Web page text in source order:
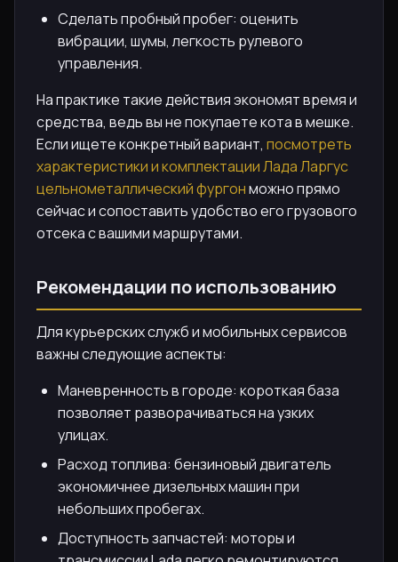
Сделать пробный пробег: оценить
вибрации, шумы, легкость рулевого
управления.
На практике такие действия экономят время и
средства, ведь вы не покупаете кота в мешке.
Если ищете конкретный вариант, посмотреть
характеристики и комплектации Лада Ларгус
цельнометаллический фургонможно прямо
сейчас и сопоставить удобство его грузового
отсека с вашими маршрутами.
Рекомендации по использованию
Для курьерских служб и мобильных сервисов
важны следующие аспекты:
Маневренность в городе: короткая база
позволяет разворачиваться на узких
улицах.
Расход топлива: бензиновый двигатель
экономичнее дизельных машин при
небольших пробегах.
Доступность запчастей: моторы и